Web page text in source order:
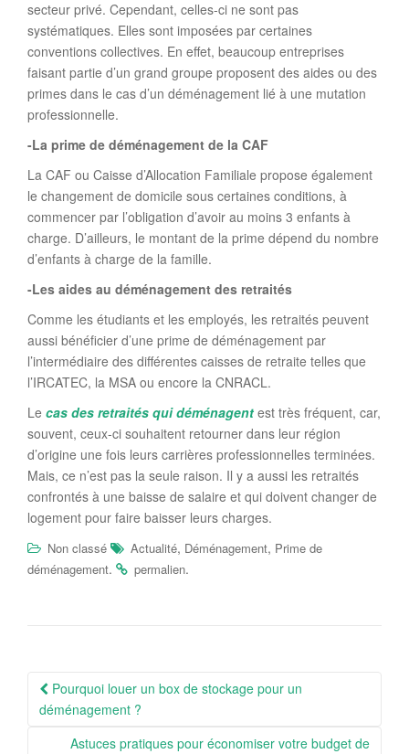
secteur privé. Cependant, celles-ci ne sont pas
systématiques. Elles sont imposées par certaines
conventions collectives. En effet, beaucoup entreprises
faisant partie d’un grand groupe proposent des aides ou des
primes dans le cas d’un déménagement lié à une mutation
professionnelle.
-La prime de déménagement de la CAF
La CAF ou Caisse d’Allocation Familiale propose également
le changement de domicile sous certaines conditions, à
commencer par l’obligation d’avoir au moins 3 enfants à
charge. D’ailleurs, le montant de la prime dépend du nombre
d’enfants à charge de la famille.
-Les aides au déménagement des retraités
Comme les étudiants et les employés, les retraités peuvent
aussi bénéficier d’une prime de déménagement par
l’intermédiaire des différentes caisses de retraite telles que
l’IRCATEC, la MSA ou encore la CNRACL.
Le cas des retraités qui déménagent est très fréquent, car,
souvent, ceux-ci souhaitent retourner dans leur région
d’origine une fois leurs carrières professionnelles terminées.
Mais, ce n’est pas la seule raison. Il y a aussi les retraités
confrontés à une baisse de salaire et qui doivent changer de
logement pour faire baisser leurs charges.
Non classé Actualité, Déménagement, Prime de
déménagement. permalien.
Navigation
Article
Pourquoi louer un box de stockage pour un
déménagement ?
Astuces pratiques pour économiser votre budget de